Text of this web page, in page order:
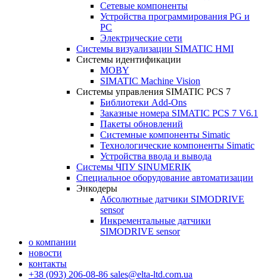
Сетевые компоненты
Устройства программирования PG и
PC
Электрические сети
Системы визуализации SIMATIC HMI
Системы идентификации
MOBY
SIMATIC Machine Vision
Системы управления SIMATIC PCS 7
Библиотеки Add-Ons
Заказные номера SIMATIC PCS 7 V6.1
Пакеты обновлений
Системные компоненты Simatic
Технологические компоненты Simatic
Устройства ввода и вывода
Системы ЧПУ SINUMERIK
Специальное оборудование автоматизации
Энкодеры
Абсолютные датчики SIMODRIVE
sensor
Инкрементальные датчики
SIMODRIVE sensor
о компании
новости
контакты
+38 (093) 206-08-86 sales@elta-ltd.com.ua